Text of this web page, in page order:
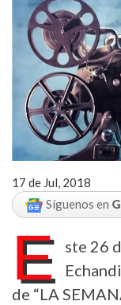
17 de Jul, 2018
Síguenos en
E
ste 26
de “LA